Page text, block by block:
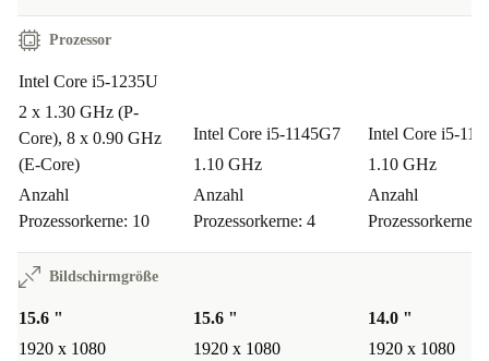
für professionelle Meetings und klare Bildqualität –
perfekt für digitale Zusammenarbeit.
Welche Aufgaben kann ich problemlos erledigen?
Von Tabellenkalkulationen über Präsentationen bis zu
kreativen Aufgaben wie Fotobearbeitung – der Latitude
5530 erledigt alles zügig und zuverlässig. Auch mehrere
Anwendungen gleichzeitig stellen kein Problem dar.
Wie sicher ist mein Kauf bei refurbed?
Du erhältst mindestens 12 Monate Garantie und hast 30
Prozessor
Intel Core i5-1235U
2 x 1.30 GHz (P-
Core), 8 x 0.90 GHz
(E-Core)
Anzahl
Prozessorkerne: 10
Intel Core i5-1145G7
1.10 GHz
Anzahl
Prozessorkerne: 4
Intel Core i5-
1.10 GHz
Anzahl
Prozessorkerne: 4
Bildschirmgröße
15.6 "
1920 x 1080
15.6 "
1920 x 1080
14.0 "
1920 x 1080